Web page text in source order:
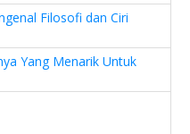
Filosofi dan Ciri
Yang Menarik Untuk